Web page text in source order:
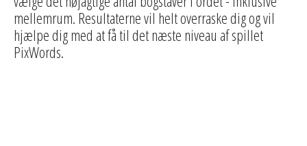
mellemrum. Resultaterne vil helt overraske dig og vil
hjælpe dig med at få til det næste niveau af spillet
PixWords.